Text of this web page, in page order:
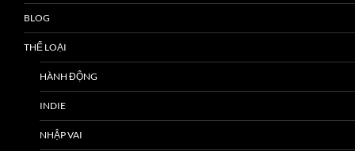
BLOG
THỂ LOẠI
HÀNH ĐỘNG
INDIE
NHẬP VAI